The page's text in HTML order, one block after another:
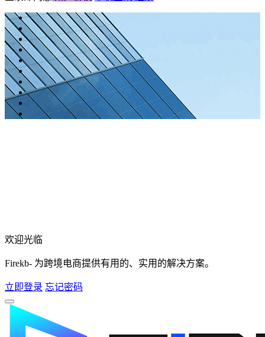
欢迎光临
Firekb- 为跨境电商提供有用的、实用的解决方案。
立即登录 忘记密码